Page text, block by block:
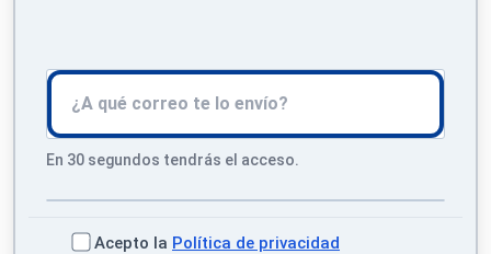
En 30 segundos tendrás el acceso.
Acepto la Política de privacidad